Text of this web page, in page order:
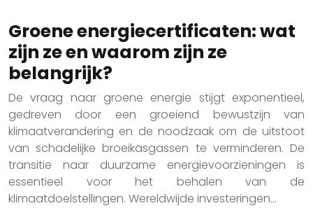
Groene energiecertificaten: wat
zijn ze en waarom zijn ze
belangrijk?
De vraag naar groene energie stijgt exponentieel,
gedreven door een groeiend bewustzijn van
klimaatverandering en de noodzaak om de uitstoot
van schadelijke broeikasgassen te verminderen. De
transitie naar duurzame energievoorzieningen is
essentieel voor het behalen van de
klimaatdoelstellingen. Wereldwijde investeringen…